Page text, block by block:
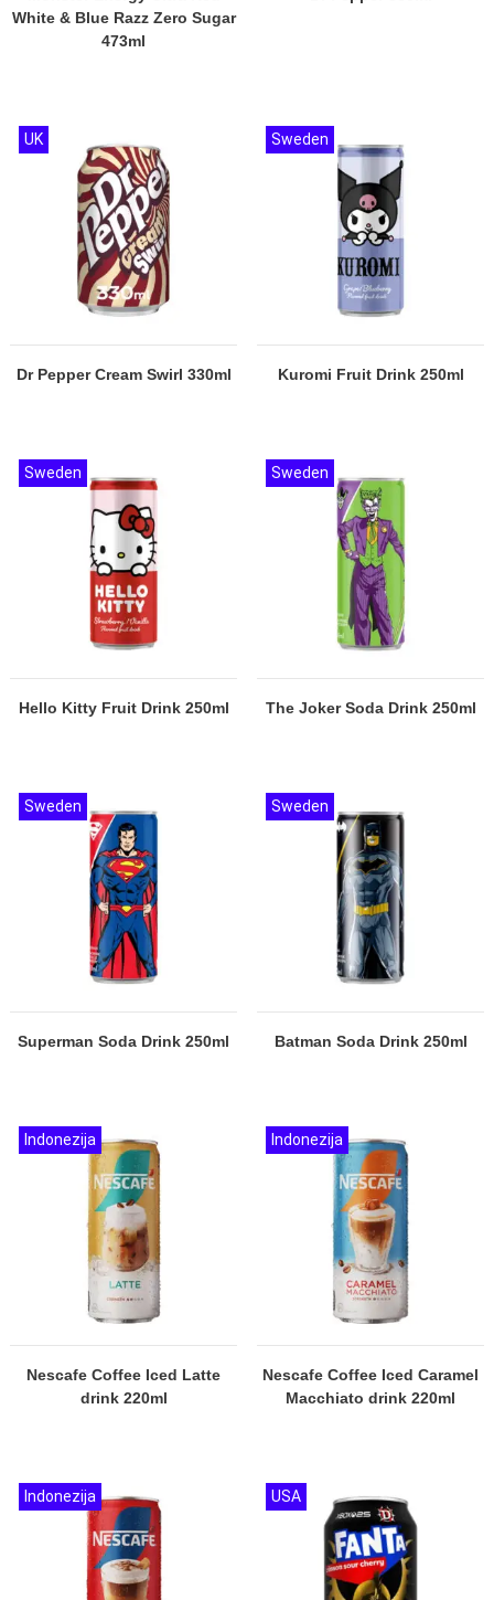
White & Blue Razz Zero Sugar
473ml
Dr Pepper Cream Swirl 330ml
UK
Kuromi Fruit Drink 250ml
Sweden
Hello Kitty Fruit Drink 250ml
Sweden
The Joker Soda Drink 250ml
Sweden
Superman Soda Drink 250ml
Sweden
Batman Soda Drink 250ml
Sweden
Nescafe Coffee Iced Latte
drink 220ml
Indonezija
Nescafe Coffee Iced Caramel
Macchiato drink 220ml
Indonezija
Indonezija USA